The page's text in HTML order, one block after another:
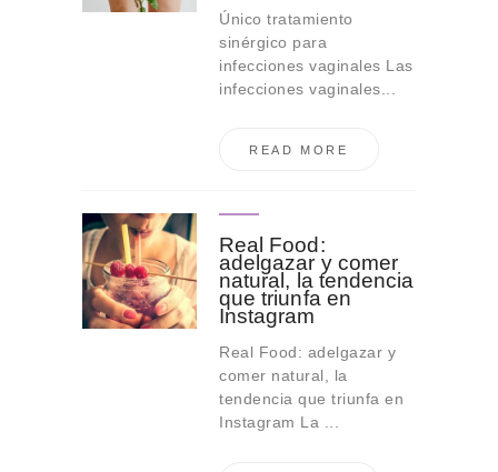
Único tratamiento
sinérgico para
infecciones vaginales Las
infecciones vaginales...
READ MORE
Real Food:
adelgazar y comer
natural, la tendencia
que triunfa en
Instagram
Real Food: adelgazar y
comer natural, la
tendencia que triunfa en
Instagram La ...